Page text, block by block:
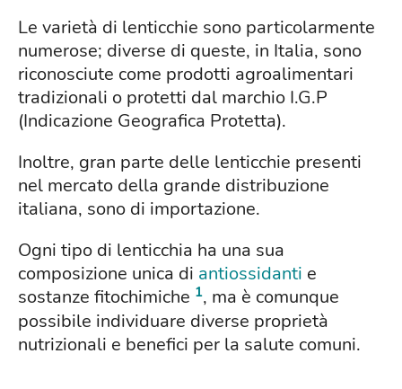
Le varietà di lenticchie sono particolarmente
numerose; diverse di queste, in Italia, sono
riconosciute come prodotti agroalimentari
tradizionali o protetti dal marchio I.G.P
(Indicazione Geografica Protetta).
Inoltre, gran parte delle lenticchie presenti
nel mercato della grande distribuzione
italiana, sono di importazione.
Ogni tipo di lenticchia ha una sua
composizione unica di antiossidanti e
sostanze fitochimiche 1, ma è comunque
possibile individuare diverse proprietà
nutrizionali e benefici per la salute comuni.